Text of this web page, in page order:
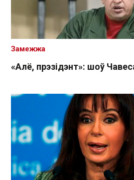
«Алё, прэзідэнт»: шоў
Замежжа